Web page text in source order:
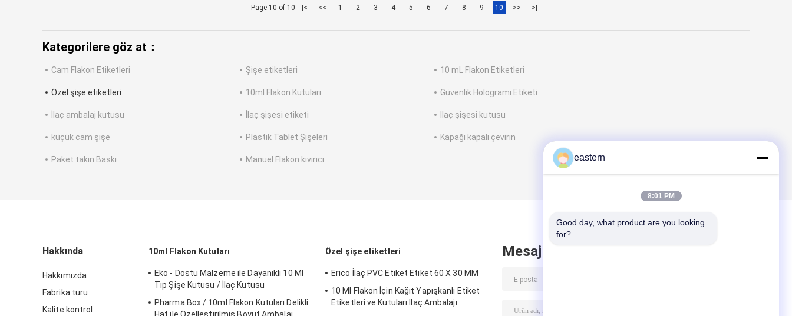
Page 10 of 10 |< << 1 2 3 4 5 6 7 8 9 10 >> >|
Kategorilere göz at：
Cam Flakon Etiketleri Şişe etiketleri 10 mL Flakon Etiketleri
Özel şişe etiketleri 10ml Flakon Kutuları Güvenlik Hologramı Etiketi
İlaç ambalaj kutusu İlaç şişesi etiketi Ilaç şişesi kutusu
küçük cam şişe Plastik Tablet Şişeleri Kapağı kapalı çevirin
Paket takın Baskı Manuel Flakon kıvırıcı
Hakkında
Hakkımızda
Fabrika turu
Kalite kontrol
10ml Flakon Kutuları
Eko - Dostu Malzeme ile Dayanıklı 10 Ml
Tıp Şişe Kutusu / İlaç Kutusu
Pharma Box / 10ml Flakon Kutuları Delikli
Özel şişe etiketleri
Erico İlaç PVC Etiket Etiket 60 X 30 MM
10 Ml Flakon İçin Kağıt Yapışkanlı Etiket
Etiketleri ve Kutuları İlaç Ambalajı
Mesaj bırak
eastern
8:01 PM
Good day, what product are you looking
for?